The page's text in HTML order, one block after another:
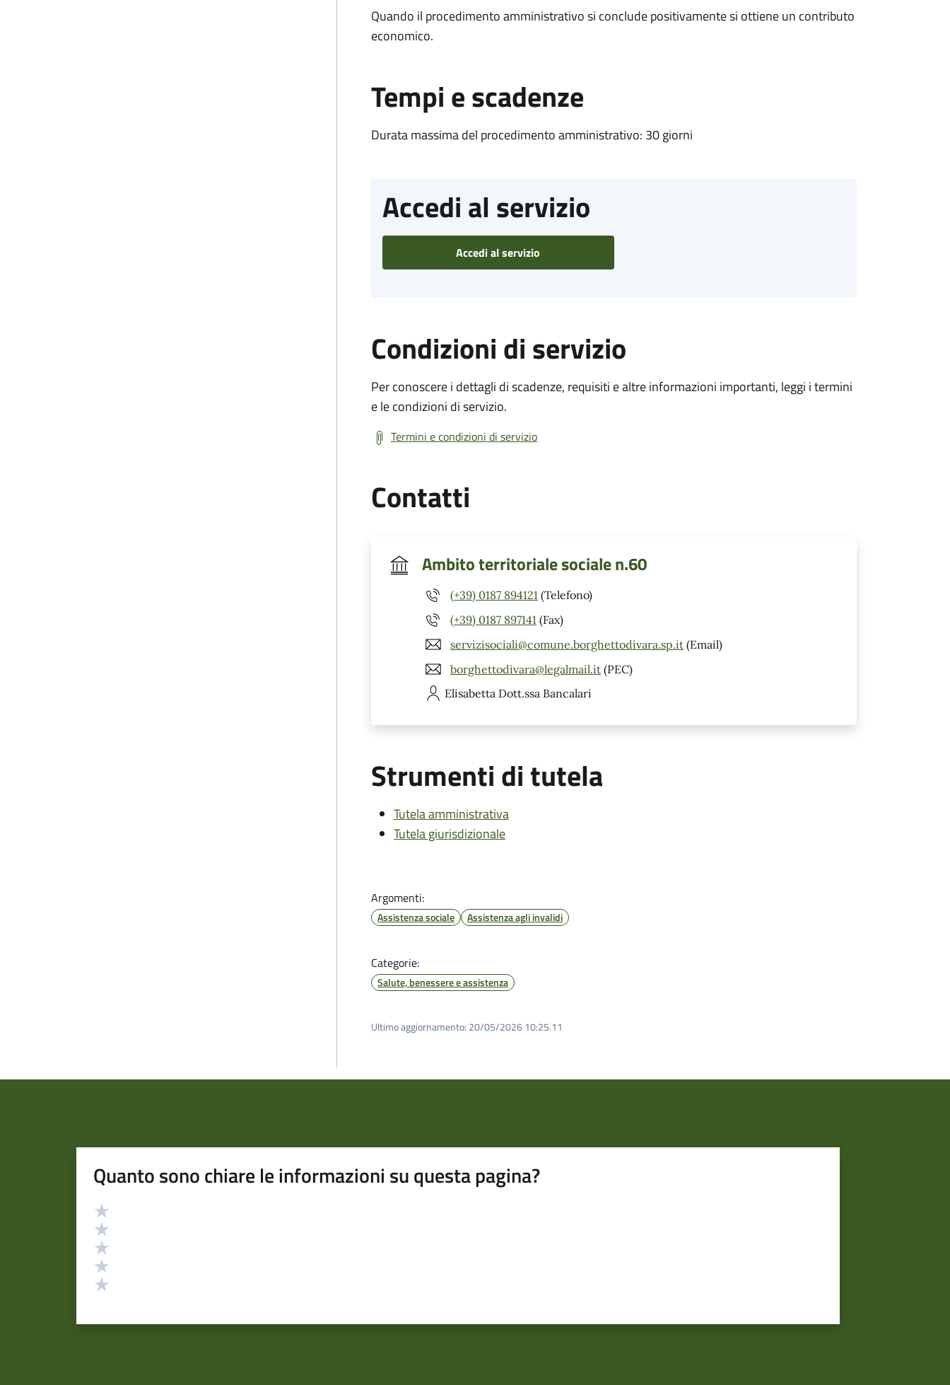
Quando il procedimento amministrativo si conclude positivamente si ottiene un contributo
economico.
Tempi e scadenze
Durata massima del procedimento amministrativo: 30 giorni
Accedi al servizio
Accedi al servizio
Condizioni di servizio
Per conoscere i dettagli di scadenze, requisiti e altre informazioni importanti, leggi i termini
e le condizioni di servizio.
Termini e condizioni di servizio
Contatti
Ambito territoriale sociale n.60
(+39) 0187 894121 (Telefono)
(+39) 0187 897141 (Fax)
servizisociali@comune.borghettodivara.sp.it (Email)
borghettodivara@legalmail.it (PEC)
Elisabetta Dott.ssa Bancalari
Strumenti di tutela
Tutela amministrativa
Tutela giurisdizionale
Argomenti:
Assistenza sociale Assistenza agli invalidi
Categorie:
Salute, benessere e assistenza
Ultimo aggiornamento: 20/05/2026 10:25.11
Quanto sono chiare le informazioni su questa pagina?
Valutazione